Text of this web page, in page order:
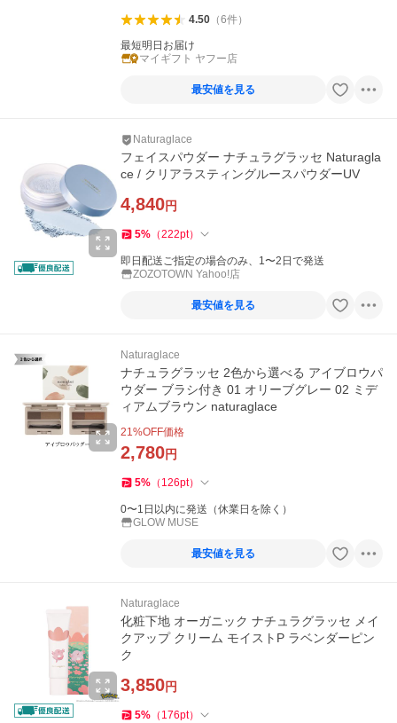
4.50（6件）
最短明日お届け
マイギフト ヤフー店
最安値を見る
Naturaglace
フェイスパウダー ナチュラグラッセ Naturagla
ce / クリアラスティングルースパウダーUV
4,840円
5% （222pt）
即日配送ご指定の場合のみ、1〜2日で発送
ZOZOTOWN Yahoo!店
最安値を見る
Naturaglace
ナチュラグラッセ 2色から選べる アイブロウパ
ウダー ブラシ付き 01 オリーブグレー 02 ミデ
ィアムブラウン naturaglace
21%OFF価格
2,780円
5% （ 126pt）
0〜1日以内に発送（休業日を除く）
GLOW MUSE
最安値を見る
Naturaglace
化粧下地 オーガニック ナチュラグラッセ メイ
クアップ クリーム モイストP ラベンダーピン
ク
3,850円
5% （ 176pt）